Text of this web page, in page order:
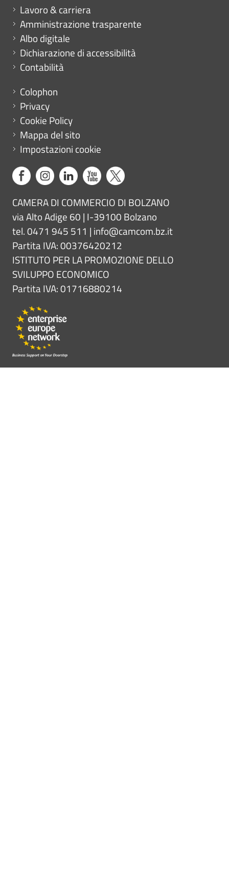
Mini menu di servizio
Lavoro & carriera
Amministrazione trasparente
Albo digitale
Dichiarazione di accessibilità
Contabilità
Menu footer
Colophon
Privacy
Cookie Policy
Mappa del sito
Impostazioni cookie
CAMERA DI COMMERCIO DI BOLZANO
via Alto Adige 60 | I-39100 Bolzano
tel. 0471 945 511 | info@camcom.bz.it
Partita IVA: 00376420212
ISTITUTO PER LA PROMOZIONE DELLO
SVILUPPO ECONOMICO
Partita IVA: 01716880214